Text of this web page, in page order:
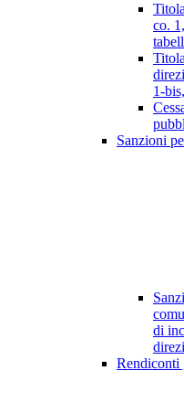
co.
1-
Sanzioni
di
Rendiconti